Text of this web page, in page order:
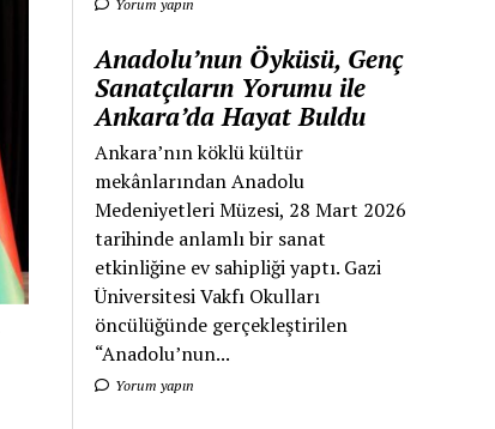
Yorum yapın
Anadolu’nun Öyküsü, Genç
Sanatçıların Yorumu ile
Ankara’da Hayat Buldu
Ankara’nın köklü kültür
mekânlarından Anadolu
Medeniyetleri Müzesi, 28 Mart 2026
tarihinde anlamlı bir sanat
etkinliğine ev sahipliği yaptı. Gazi
Üniversitesi Vakfı Okulları
öncülüğünde gerçekleştirilen
“Anadolu’nun...
Yorum yapın